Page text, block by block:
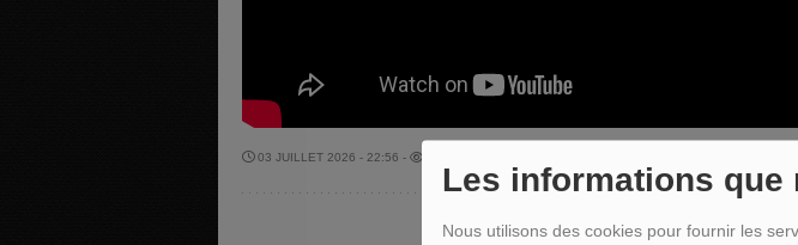
Les informations
Nous utilisons des cookies pour fournir les
03 JUILLET 2026 - 22:56 -